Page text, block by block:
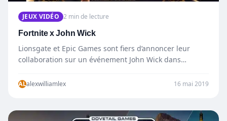
JEUX VIDÉO 2 min de lecture
Fortnite x John Wick
Lionsgate et Epic Games sont fiers d’annoncer leur
collaboration sur un événement John Wick dans
ALalexwilliamlex 16 mai 2019